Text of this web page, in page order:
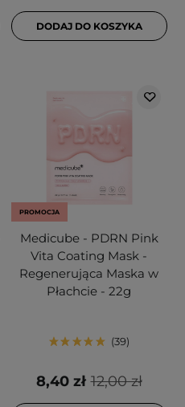
DODAJ DO KOSZYKA
PROMOCJA
Medicube - PDRN Pink
Vita Coating Mask -
Regenerująca Maska w
Płachcie - 22g
39
12,00 zł
8,40 zł